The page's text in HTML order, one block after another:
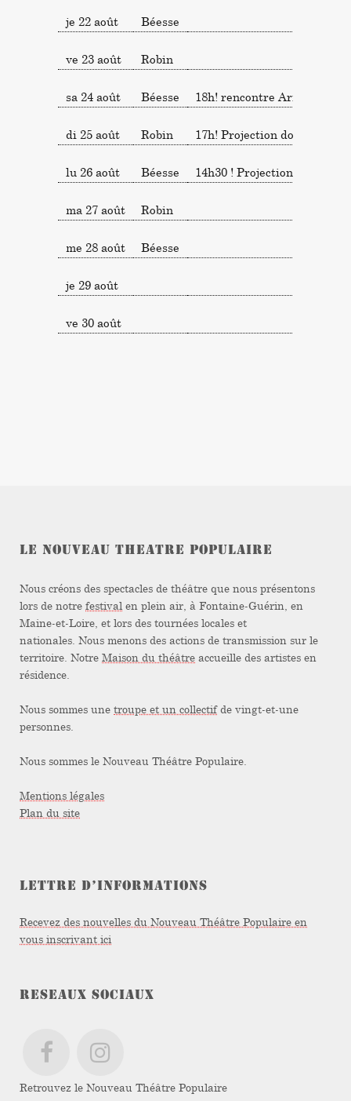
je 22 août Béesse
ve 23 août Robin
sa 24 août Béesse 18h! rencontre Arno Bertina
di 25 août Robin 17h! Projection
lu 26 août Béesse 14h30 ! Projection
ma 27 août Robin
me 28 août Béesse
je 29 août
ve 30 août
LE NOUVEAU THEATRE POPULAIRE
Nous créons des spectacles de théâtre que nous présentons
lors de notre festival en plein air, à Fontaine-Guérin, en
Maine-et-Loire, et lors des tournées locales et
nationales. Nous menons des actions de transmission sur le
territoire. Notre Maison du théâtre accueille des artistes en
résidence.
Nous sommes une troupe et un collectifde vingt-et-une
personnes.
Nous sommes le Nouveau Théâtre Populaire.
Mentions légales
Plan du site
LETTRE D’INFORMATIONS
Recevez des nouvelles du Nouveau Théâtre Populaire en
vous inscrivant ici
RESEAUX SOCIAUX
Retrouvez le Nouveau Théâtre Populaire